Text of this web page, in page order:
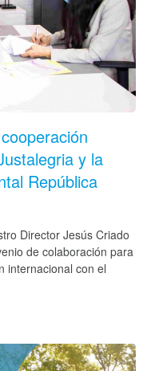
y la
República
Director Jesús Criado
de colaboración para
internacional con el